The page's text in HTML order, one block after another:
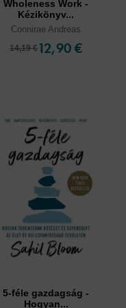
Wholeness Work -
Kézikönyv...
Connirae Andreas
14,19 €12,90 €
5-féle gazdagság -
Hogyan...